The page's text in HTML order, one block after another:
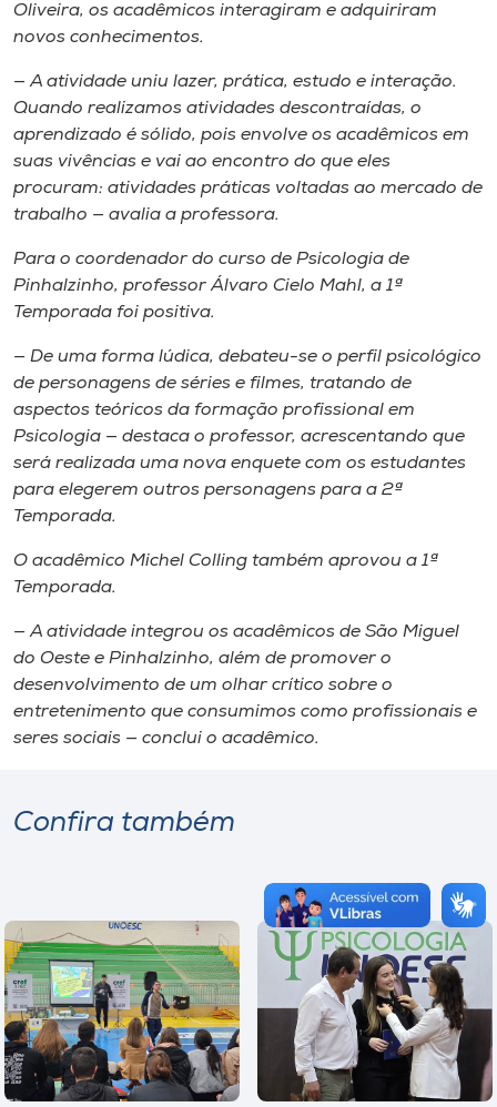
Oliveira, os acadêmicos interagiram e adquiriram
novos conhecimentos.
— A atividade uniu lazer, prática, estudo e interação.
Quando realizamos atividades descontraídas, o
aprendizado é sólido, pois envolve os acadêmicos em
suas vivências e vai ao encontro do que eles
procuram: atividades práticas voltadas ao mercado de
trabalho — avalia a professora.
Para o coordenador do curso de Psicologia de
Pinhalzinho, professor Álvaro Cielo Mahl, a 1ª
Temporada foi positiva.
— De uma forma lúdica, debateu-se o perfil psicológico
de personagens de séries e filmes, tratando de
aspectos teóricos da formação profissional em
Psicologia — destaca o professor, acrescentando que
será realizada uma nova enquete com os estudantes
para elegerem outros personagens para a 2ª
Temporada.
O acadêmico Michel Colling também aprovou a 1ª
Temporada.
— A atividade integrou os acadêmicos de São Miguel
do Oeste e Pinhalzinho, além de promover o
desenvolvimento de um olhar crítico sobre o
entretenimento que consumimos como profissionais e
seres sociais — conclui o acadêmico.
Confira também